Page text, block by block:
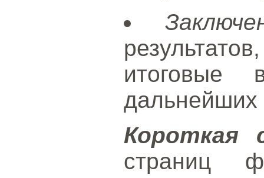
итоговые
дальнейших
Короткая
страниц